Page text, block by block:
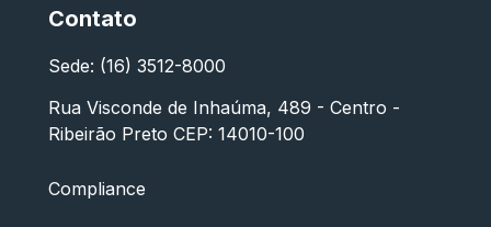
Contato
Sede: (16) 3512-8000
Rua Visconde de Inhaúma, 489 - Centro -
Ribeirão Preto CEP: 14010-100
Compliance